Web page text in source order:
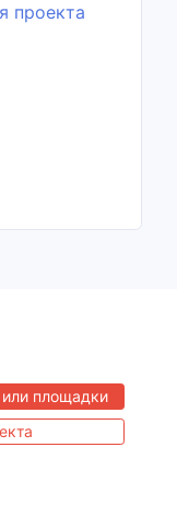
проекта
или площадки